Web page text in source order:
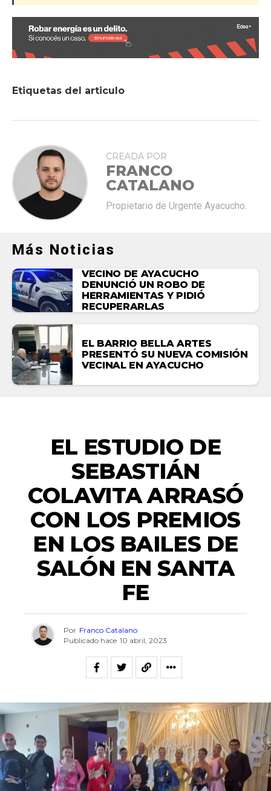
Etiquetas del articulo
CREADA POR
FRANCO
CATALANO
Propietario de Urgente Ayacucho.
Más Noticias
VECINO DE AYACUCHO
DENUNCIÓ UN ROBO DE
HERRAMIENTAS Y PIDIÓ
RECUPERARLAS
EL BARRIO BELLA ARTES
PRESENTÓ SU NUEVA COMISIÓN
VECINAL EN AYACUCHO
EL ESTUDIO DE
SEBASTIÁN
COLAVITA ARRASÓ
CON LOS PREMIOS
EN LOS BAILES DE
SALÓN EN SANTA
FE
Por Franco Catalano
Publicado hace 10 abril, 2023